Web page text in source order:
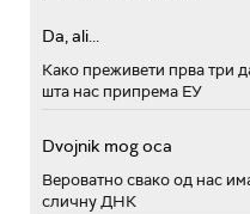
Da, ali...
Како преживети прва три
шта нас припрема ЕУ
Dvojnik mog oca
Вероватно свако од нас
сличну ДНК